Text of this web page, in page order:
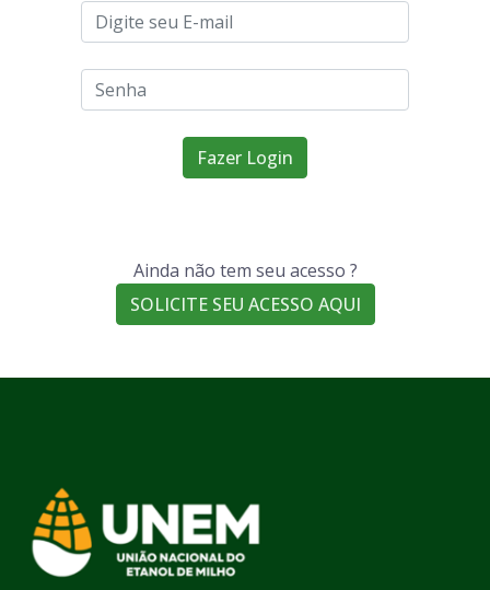
Fazer Login
Ainda não tem seu acesso ?
SOLICITE SEU ACESSO AQUI